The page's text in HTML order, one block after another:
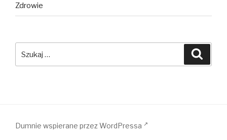
Zdrowie
Dumnie wspierane przez WordPressa